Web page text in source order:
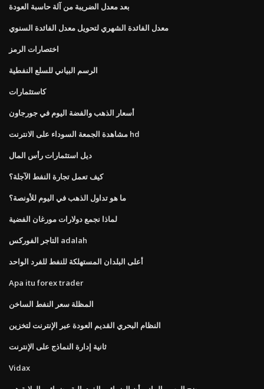
بعد معدل الضريبة من آلة حاسبة العودة
معدل الفائدة الشهري لتحويل معدل الفائدة السنوي
اختصارات الرمز
الرسم البياني للسلع النفطية
كاستثمارات
أسعار الذهب والفضة اليوم في جورجاون
مشاهدة الجمعة السوداء على الانترنت hd
ديل استثمارات رأس المال
كيف تعمل تجارة النفط الآجلة؟
ما هو تداول الذهب في اليوم للأونصة؟
لماذا نجمع دولارات مورغان الفضية
التاجر الفوركس adalah
أعلى البلدان المستهلكة للنفط للفرد الواحد
Apa itu forex trader
المظلة سعر النفط الساخن
النظام البحري القديم العودة عبر الإنترنت لتخزين
ثانية إدارة النماذج على الإنترنت
Vidax